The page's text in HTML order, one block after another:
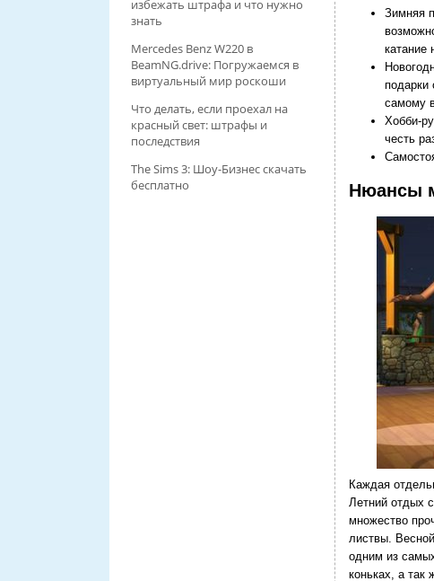
Зимняя
катание
подарки
самому
Хобби-
честь
Нюансы
Каждая
Летний отдых
множество
листвы.
одним из
коньках, а так
избежать штрафа и что нужно
знать
Mercedes Benz W220 в
BeamNG.drive: Погружаемся в
виртуальный мир роскоши
Что делать, если проехал на
красный свет: штрафы и
последствия
The Sims 3: Шоу-Бизнес скачать
бесплатно